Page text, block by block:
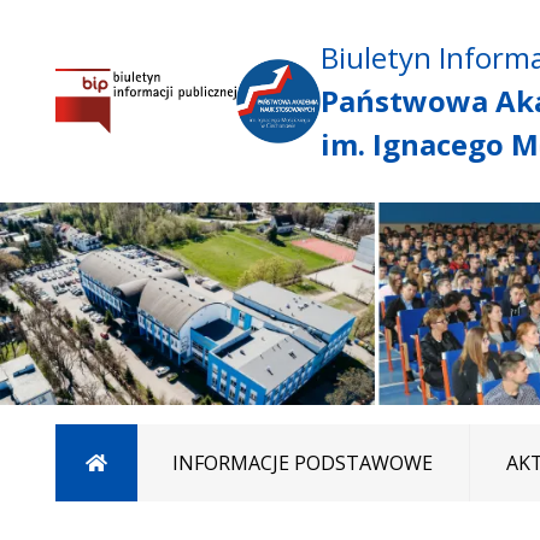
Biuletyn
Państwowa
im. Ignacego
Strona głównaINFORMACJE PODSTAWOWE